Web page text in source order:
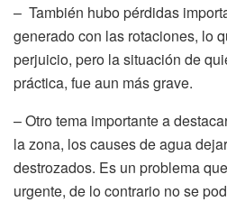
– También hubo pérdidas
generado con las rotaciones, lo
perjuicio, pero la situación de
práctica, fue aun más grave.
– Otro tema importante a
la zona, los causes de agua
destrozados. Es un problema
urgente, de lo contrario no se